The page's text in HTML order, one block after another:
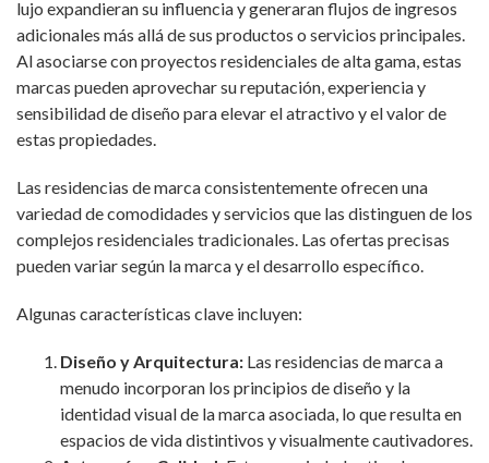
lujo expandieran su influencia y generaran flujos de ingresos
adicionales más allá de sus productos o servicios principales.
Al asociarse con proyectos residenciales de alta gama, estas
marcas pueden aprovechar su reputación, experiencia y
sensibilidad de diseño para elevar el atractivo y el valor de
estas propiedades.
Las residencias de marca consistentemente ofrecen una
variedad de comodidades y servicios que las distinguen de los
complejos residenciales tradicionales. Las ofertas precisas
pueden variar según la marca y el desarrollo específico.
Algunas características clave incluyen:
Diseño y Arquitectura: Las residencias de marca a
menudo incorporan los principios de diseño y la
identidad visual de la marca asociada, lo que resulta en
espacios de vida distintivos y visualmente cautivadores.